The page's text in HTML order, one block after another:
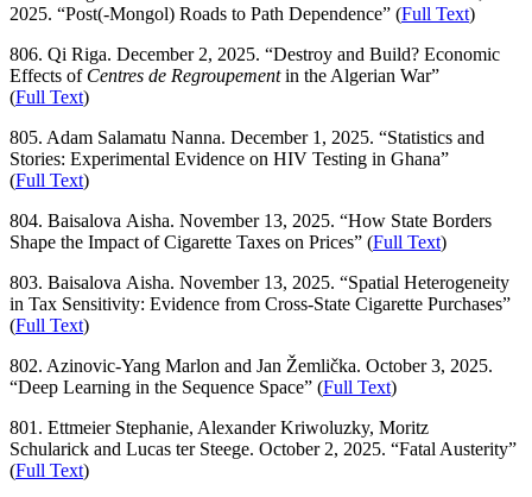
2025. “Post(-Mongol) Roads to Path Dependence” (Full Text)
806. Qi Riga. December 2, 2025. “Destroy and Build? Economic
Effects of Centres de Regroupementin the Algerian War”
(Full Text)
805. Adam Salamatu Nanna. December 1, 2025. “Statistics and
Stories: Experimental Evidence on HIV Testing in Ghana”
(Full Text)
804. Baisalova Aisha. November 13, 2025. “How State Borders
Shape the Impact of Cigarette Taxes on Prices” (Full Text)
803. Baisalova Aisha. November 13, 2025. “Spatial Heterogeneity
in Tax Sensitivity: Evidence from Cross-State Cigarette Purchases”
(Full Text)
802. Azinovic-Yang Marlon and Jan Žemlička. October 3, 2025.
“Deep Learning in the Sequence Space” (Full Text)
801. Ettmeier Stephanie, Alexander Kriwoluzky, Moritz
Schularick and Lucas ter Steege. October 2, 2025. “Fatal Austerity”
(Full Text)